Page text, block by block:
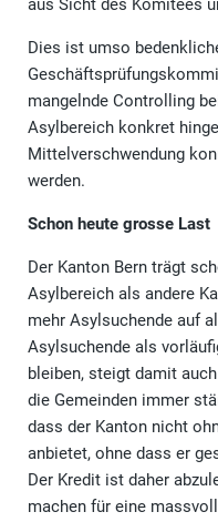
aus Sicht des Komitees
Dies ist umso
mangelnde Controlling
Asylbereich konkret
Mittelverschwendung
werden.
Schon heute grosse Last
Der Kanton Bern trägt
Asylbereich als andere
mehr Asylsuchende auf
Asylsuchende als
bleiben, steigt damit
die Gemeinden immer
dass der Kanton nicht
anbietet, ohne dass er
Der Kredit ist daher
machen für eine